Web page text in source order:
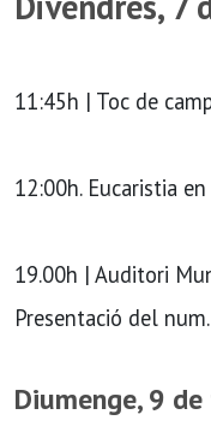
11:45h | Toc de
12:00h. Eucaristia
19.00h | Auditori
Presentació del
Diumenge, 9